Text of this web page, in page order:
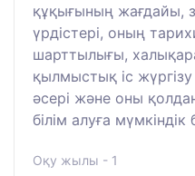
құқығының жағдайы,
үрдістері, оның
шарттылығы,
қылмыстық іс
әсері және оны
білім алуға мүмкіндік
Оқу жылы - 1